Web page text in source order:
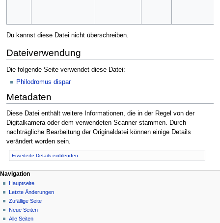
Du kannst diese Datei nicht überschreiben.
Dateiverwendung
Die folgende Seite verwendet diese Datei:
Philodromus dispar
Metadaten
Diese Datei enthält weitere Informationen, die in der Regel von der
Digitalkamera oder dem verwendeten Scanner stammen. Durch
nachträgliche Bearbeitung der Originaldatei können einige Details
verändert worden sein.
Erweiterte Details einblenden
Navigation
Hauptseite
Letzte Änderungen
Zufällige Seite
Neue Seiten
Alle Seiten